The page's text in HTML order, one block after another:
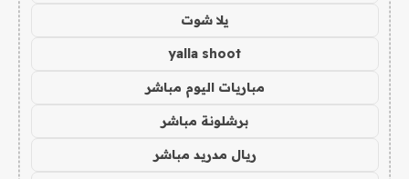
يلا شوت
yalla shoot
مباريات اليوم مباشر
برشلونة مباشر
ريال مدريد مباشر